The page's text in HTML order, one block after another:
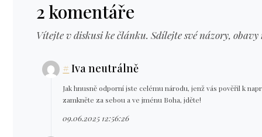
2 komentáře
Vítejte v diskusi ke článku. Sdílejte své názory,
#Iva neutrálně
Jak hnusně odporní jste celému národu, jenž vás pověřil k
zamkněte za sebou a ve jménu Boha, jděte!
09.06.2025 12:56:26